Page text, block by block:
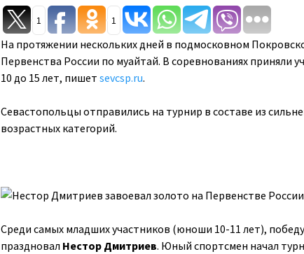
1 1
На протяжении нескольких дней в подмосковном
Первенства России по муайтай. В соревнованиях приняли
10 до 15 лет, пишет sevcsp.ru.
Севастопольцы отправились на турнир в составе из
возрастных категорий.
Среди самых младших участников (юноши 10-11 лет),
праздновал Нестор Дмитриев. Юный спортсмен начал